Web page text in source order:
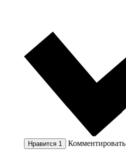
Нравится 1 Комментировать